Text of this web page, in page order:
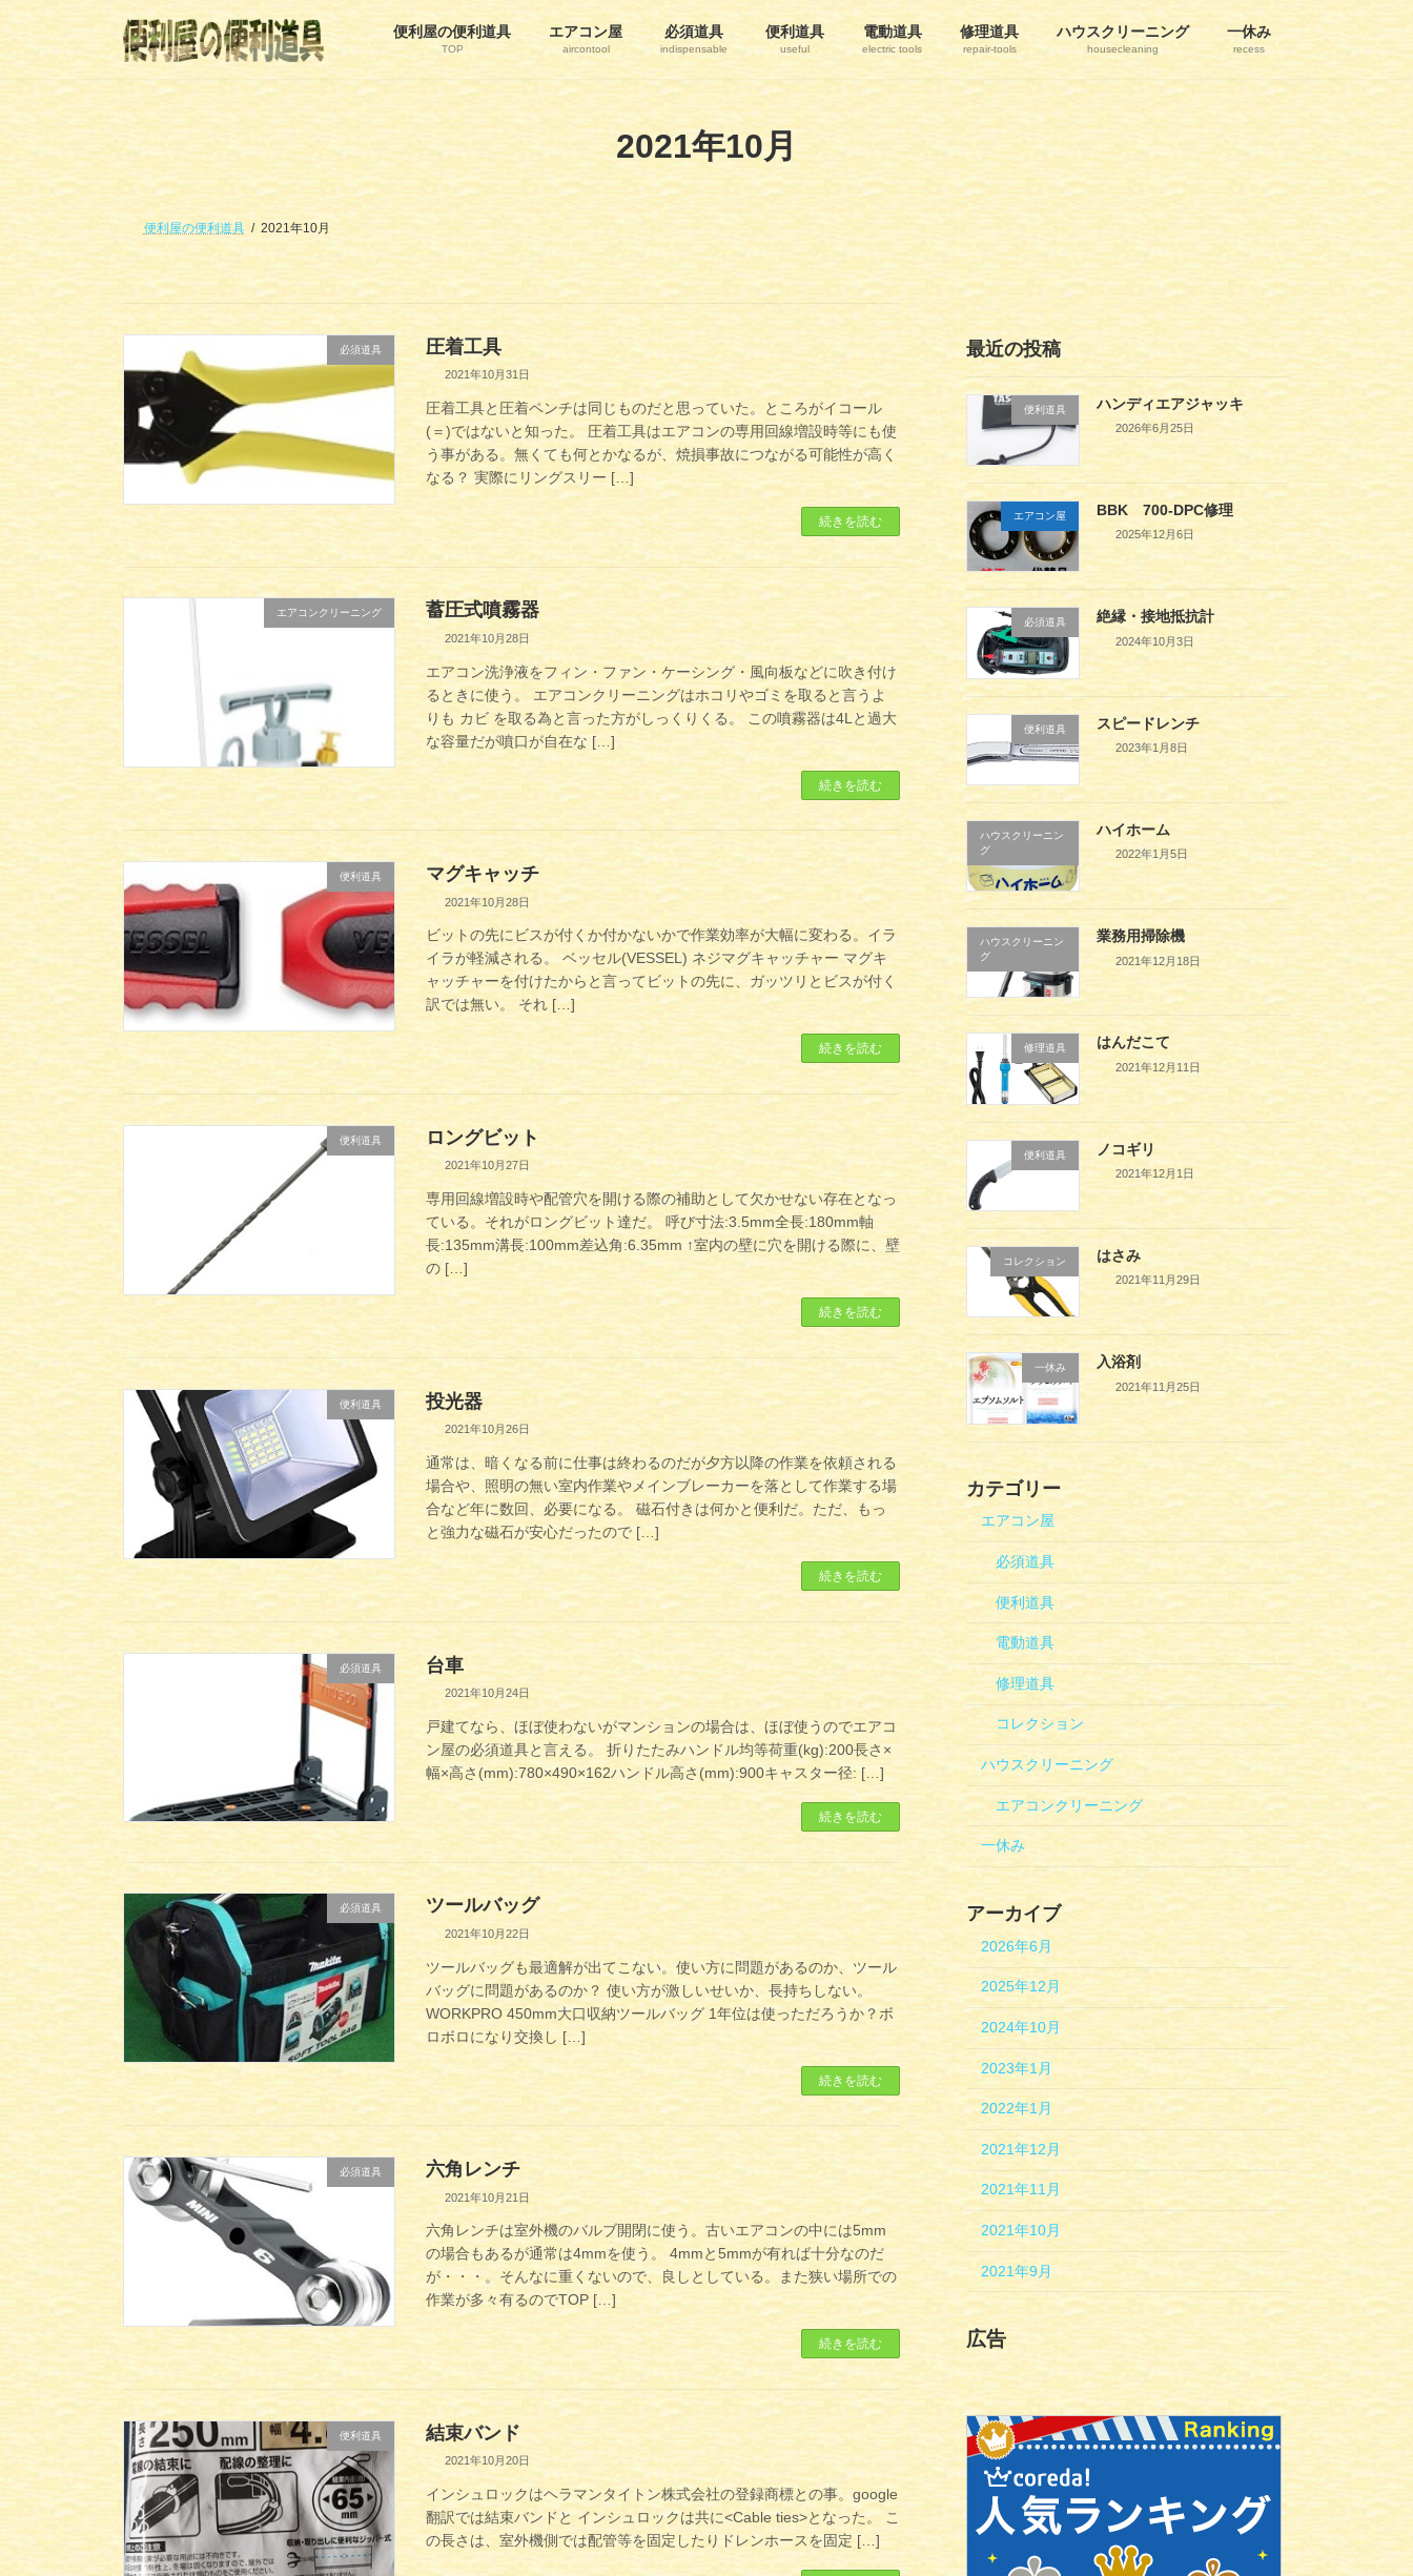
テ
キ
ッ
ゲ
に
移
便利屋の便利道具
TOP
エアコン屋
aircontool
必須道具
indispensable
便利道具
useful
電動道具
electric tools
修理道具
repair-tools
ハウスクリーニング
housecleaning
一休み
recess
2021年10月
便利屋の便利道具 2021年10月
必須道具 圧着工具
2021年10月31日
圧着工具と圧着ペンチは同じものだと思っていた。ところがイコール
(＝)ではないと知った。 圧着工具はエアコンの専用回線増設時等にも使
う事がある。無くても何とかなるが、焼損事故につながる可能性が高く
なる？ 実際にリングスリー […]
続きを読む
エアコンクリーニング 蓄圧式噴霧器
2021年10月28日
エアコン洗浄液をフィン・ファン・ケーシング・風向板などに吹き付け
るときに使う。 エアコンクリーニングはホコリやゴミを取ると言うよ
りも カビ を取る為と言った方がしっくりくる。 この噴霧器は4Lと過大
な容量だが噴口が自在な […]
続きを読む
便利道具 マグキャッチ
2021年10月28日
ビットの先にビスが付くか付かないかで作業効率が大幅に変わる。イラ
イラが軽減される。 ベッセル(VESSEL) ネジマグキャッチャー マグキ
ャッチャーを付けたからと言ってビットの先に、ガッツリとビスが付く
訳では無い。 それ […]
続きを読む
便利道具 ロングビット
2021年10月27日
専用回線増設時や配管穴を開ける際の補助として欠かせない存在となっ
ている。それがロングビット達だ。 呼び寸法:3.5mm全長:180mm軸
長:135mm溝長:100mm差込角:6.35mm ↑室内の壁に穴を開ける際に、壁
の […]
続きを読む
便利道具 投光器
2021年10月26日
通常は、暗くなる前に仕事は終わるのだが夕方以降の作業を依頼される
場合や、照明の無い室内作業やメインブレーカーを落として作業する場
合など年に数回、必要になる。 磁石付きは何かと便利だ。ただ、もっ
と強力な磁石が安心だったので […]
続きを読む
必須道具 台車
2021年10月24日
戸建てなら、ほぼ使わないがマンションの場合は、ほぼ使うのでエアコ
ン屋の必須道具と言える。 折りたたみハンドル均等荷重(kg):200長さ×
幅×高さ(mm):780×490×162ハンドル高さ(mm):900キャスター径: […]
続きを読む
必須道具 ツールバッグ
2021年10月22日
ツールバッグも最適解が出てこない。使い方に問題があるのか、ツール
バッグに問題があるのか？ 使い方が激しいせいか、長持ちしない。
WORKPRO 450mm大口収納ツールバッグ 1年位は使っただろうか？ボ
ロボロになり交換し […]
続きを読む
必須道具 六角レンチ
2021年10月21日
六角レンチは室外機のバルブ開閉に使う。古いエアコンの中には5mm
の場合もあるが通常は4mmを使う。 4mmと5mmが有れば十分なのだ
が・・・。そんなに重くないので、良しとしている。また狭い場所での
作業が多々有るのでTOP […]
続きを読む
便利道具 結束バンド
2021年10月20日
インシュロックはヘラマンタイトン株式会社の登録商標との事。google
翻訳では結束バンドと インシュロックは共に<Cable ties>となった。 こ
の長さは、室外機側では配管等を固定したりドレンホースを固定 […]
最近の投稿
便利道具 ハンディエアジャッキ
2026年6月25日
エアコン屋 BBK 700-DPC修理
2025年12月6日
必須道具 絶縁・接地抵抗計
2024年10月3日
便利道具 スピードレンチ
2023年1月8日
ハウスクリーニン
グ
ハイホーム
2022年1月5日
ハウスクリーニン
グ
業務用掃除機
2021年12月18日
修理道具 はんだこて
2021年12月11日
便利道具 ノコギリ
2021年12月1日
コレクション はさみ
2021年11月29日
一休み 入浴剤
2021年11月25日
カテゴリー
エアコン屋
必須道具
便利道具
電動道具
修理道具
コレクション
ハウスクリーニング
エアコンクリーニング
一休み
アーカイブ
2026年6月
2025年12月
2024年10月
2023年1月
2022年1月
2021年12月
2021年11月
2021年10月
2021年9月
広告